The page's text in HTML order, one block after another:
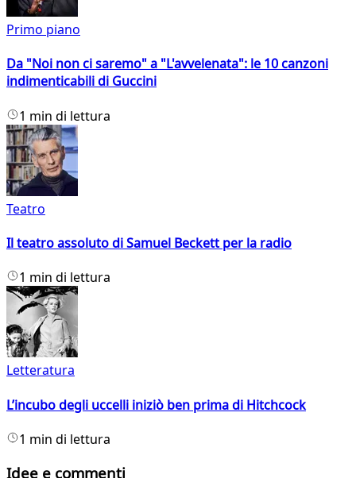
Primo piano
Da "Noi non ci saremo" a "L'avvelenata": le 10 canzoni
indimenticabili di Guccini
1 min di lettura
Teatro
Il teatro assoluto di Samuel Beckett per la radio
1 min di lettura
Letteratura
L’incubo degli uccelli iniziò ben prima di Hitchcock
1 min di lettura
Idee e commenti